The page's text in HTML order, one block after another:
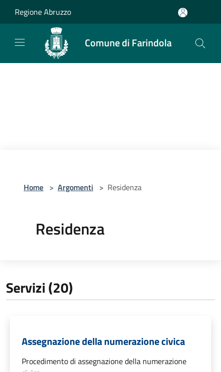
Regione Abruzzo
Comune di Farindola
Home > Argomenti > Residenza
Residenza
Servizi (20)
Assegnazione della numerazione civica
Procedimento di assegnazione della numerazione